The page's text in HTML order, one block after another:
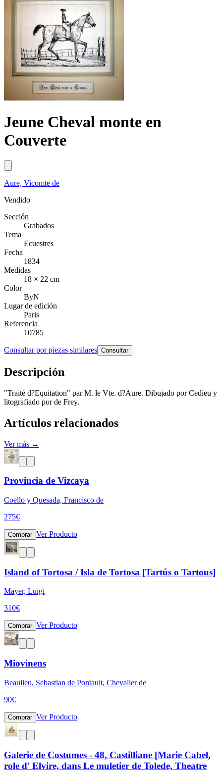
Jeune Cheval monte en
Couverte
Aure, Vicomte de
Vendido
Sección
Grabados
Tema
Ecuestres
Fecha
1834
Medidas
18 × 22 cm
Color
ByN
Lugar de edición
Paris
Referencia
10785
Consultar por piezas similares Consultar
Descripción
"Traité d?Equitation" par M. le Vte. d?Aure. Dibujado por Cedieu y
litografiado por de Frey.
Artículos relacionados
Ver más →
Provincia de Vizcaya
Coello y Quesada, Francisco de
275€
Comprar Ver Producto
Island of Tortosa / Isla de Tortosa [Tartús o Tartous]
Mayer, Luigi
310€
Comprar Ver Producto
Miovinens
Beaulieu, Sebastian de Pontault, Chevalier de
90€
Comprar Ver Producto
Galerie de Costumes - 48, Castilliane [Marie Cabel,
role d' Elvire, dans Le muletier de Tolede, Theatre